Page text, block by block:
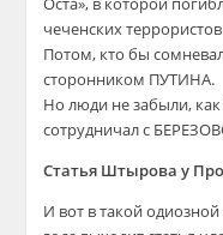
чеченских
Потом, кто бы
сторонником ПУТИНА.
Но люди не забыли,
сотрудничал с
Статья Штырова у
И вот в такой одиозной